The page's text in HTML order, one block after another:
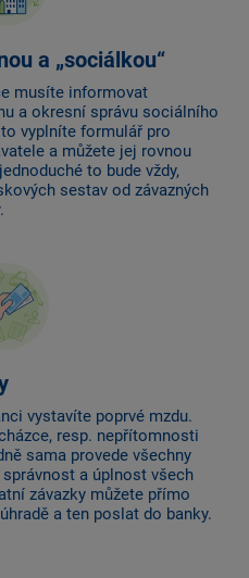
a „sociálkou“
musíte informovat
a okresní správu sociálního
vyplníte formulář pro
a můžete jej rovnou
to bude vždy,
sestav od závazných
vystavíte poprvé mzdu.
resp. nepřítomnosti
sama provede všechny
a úplnost všech
závazky můžete přímo
a ten poslat do banky.